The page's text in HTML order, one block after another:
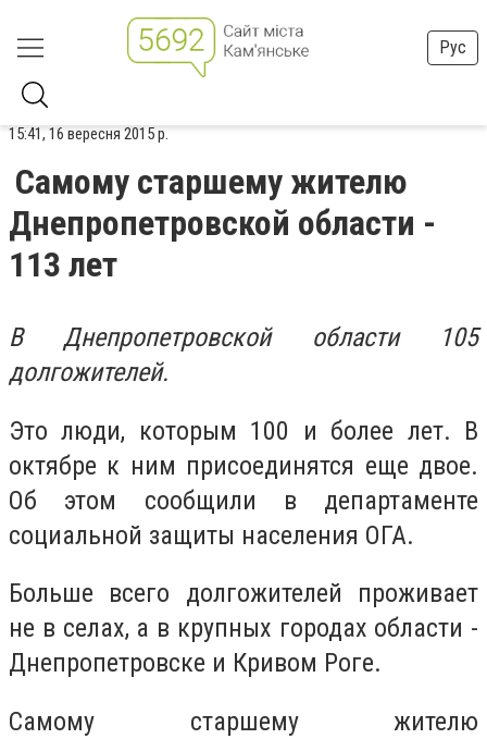
Рус
15:41, 16 вересня 2015 р.
Самому старшему жителю
Днепропетровской области -
113 лет
В Днепропетровской области 105
долгожителей.
Это люди, которым 100 и более лет. В
октябре к ним присоединятся еще двое.
Об этом сообщили в департаменте
социальной защиты населения ОГА.
Больше всего долгожителей проживает
не в селах, а в крупных городах области -
Днепропетровске и Кривом Роге.
Самому старшему жителю